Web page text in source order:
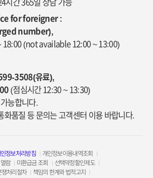
시간 365일 상담 가능
for foreigner :
number),
18:00 (not available 12:00 ~ 13:00)
3508(유료),
(점심시간 12:30 ~ 13:30)
능합니다.
화품질 등 문의는 고객센터 이용 바랍니다.
정보처리방침
개인정보이용내역조회
람
미환급금 조회
선택약정할인제도
쟁처리절차 책임의 한계와 법적고지